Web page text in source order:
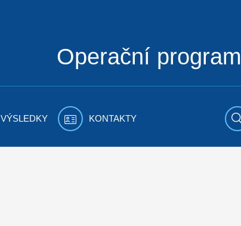
Operační program
VÝSLEDKY KONTAKTY